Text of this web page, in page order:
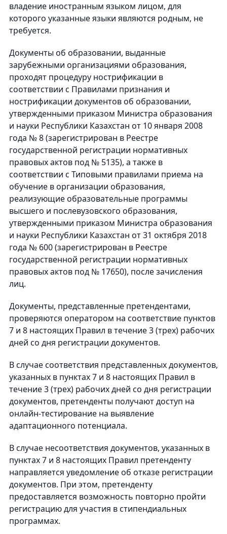
владение иностранным языком лицом, для
которого указанные языки являются родным, не
требуется.
Документы об образовании, выданные
зарубежными организациями образования,
проходят процедуру нострификации в
соответствии с Правилами признания и
нострификации документов об образовании,
утвержденными приказом Министра образования
и науки Республики Казахстан от 10 января 2008
года № 8 (зарегистрирован в Реестре
государственной регистрации нормативных
правовых актов под № 5135), а также в
соответствии с Типовыми правилами приема на
обучение в организации образования,
реализующие образовательные программы
высшего и послевузовского образования,
утвержденными приказом Министра образования
и науки Республики Казахстан от 31 октября 2018
года № 600 (зарегистрирован в Реестре
государственной регистрации нормативных
правовых актов под № 17650), после зачисления
лиц.
Документы, представленные претендентами,
проверяются оператором на соответствие пунктов
7 и 8 настоящих Правил в течение 3 (трех) рабочих
дней со дня регистрации документов.
В случае соответствия представленных документов,
указанных в пунктах 7 и 8 настоящих Правил в
течение 3 (трех) рабочих дней со дня регистрации
документов, претенденты получают доступ на
онлайн-тестирование на выявление
адаптационного потенциала.
В случае несоответствия документов, указанных в
пунктах 7 и 8 настоящих Правил претенденту
направляется уведомление об отказе регистрации
документов. При этом, претенденту
предоставляется возможность повторно пройти
регистрацию для участия в стипендиальных
программах.